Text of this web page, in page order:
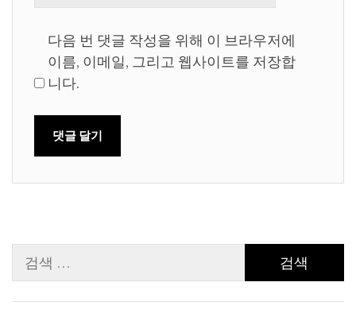
다음 번 댓글 작성을 위해 이 브라우저에
이름, 이메일, 그리고 웹사이트를 저장합
니다.
색: